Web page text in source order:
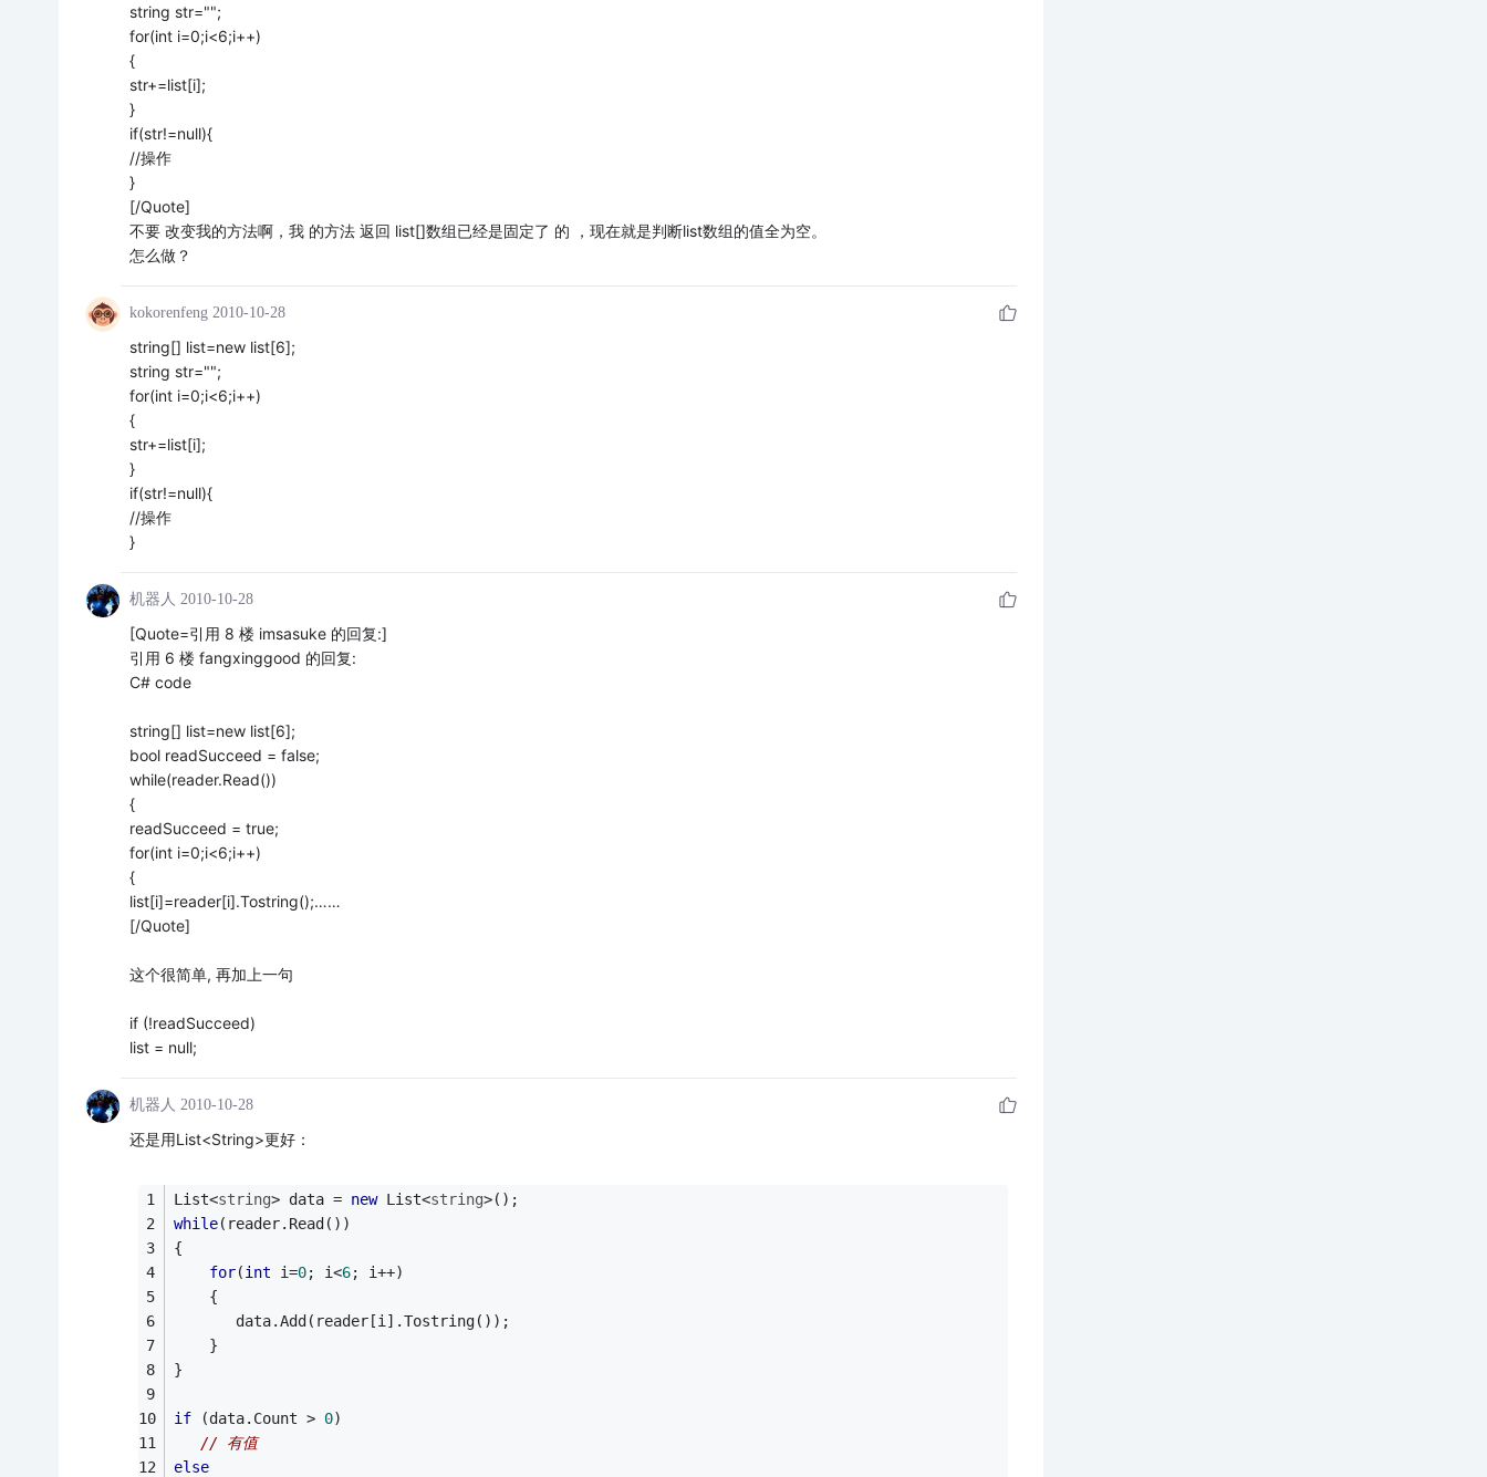
string str="";
for(int i=0;i<6;i++)
{
str+=list[i];
}
if(str!=null){
//操作
}
[/Quote]
不要 改变我的方法啊，我 的方法 返回 list[]数组已经是固定了 的 ，现在就是判断list数组的值全为空。
怎么做？
kokorenfeng 2010-10-28
string[] list=new list[6];
string str="";
for(int i=0;i<6;i++)
{
str+=list[i];
}
if(str!=null){
//操作
}
机器人 2010-10-28
[Quote=引用 8 楼 imsasuke 的回复:]
引用 6 楼 fangxinggood 的回复:
C# code
string[] list=new list[6];
bool readSucceed = false;
while(reader.Read())
{
readSucceed = true;
for(int i=0;i<6;i++)
{
list[i]=reader[i].Tostring();……
[/Quote]
这个很简单, 再加上一句
if (!readSucceed)
list = null;
机器人 2010-10-28
还是用List<String>更好：
List<string> data = new List<string>();
while(reader.Read())
{
for(int i=0; i<6; i++)
    {
       data.Add(reader[i].Tostring());
    }
}
if (data.Count > 0)
// 有值
else